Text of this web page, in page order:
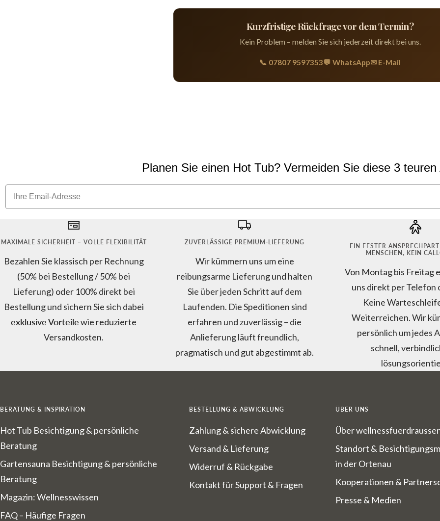
Kurzfristige Rückfrage vor dem Termin?
Kein Problem – melden Sie sich jederzeit direkt bei uns.
📞 07807 9597353💬 WhatsApp✉ E-Mail
Planen Sie einen Hot Tub? Vermeiden Sie diese 3
Email
MAXIMALE SICHERHEIT – VOLLE FLEXIBILITÄT
Bezahlen Sie klassisch per Rechnung
(50% bei Bestellung / 50% bei
Lieferung) oder 100% direkt bei
Bestellung und sichern Sie sich dabei
exklusive Vorteilewie reduzierte
Versandkosten.
ZUVERLÄSSIGE PREMIUM-LIEFERUNG
Wir kümmern uns um eine
reibungsarme Lieferung und halten
Sie über jeden Schritt auf dem
Laufenden. Die Speditionen sind
erfahren und zuverlässig – die
Anlieferung läuft freundlich,
pragmatisch und gut abgestimmt ab.
EIN FESTER
MENSCHEN, KEIN
Von Montag bis Freitag
uns direkt per Telefon
Keine
Weiterreichen. Wir
persönlich um jedes
schnell,
BERATUNG & INSPIRATION
Hot Tub Besichtigung & persönliche
Beratung
Gartensauna Besichtigung & persönliche
Beratung
Magazin: Wellnesswissen
FAQ – Häufige Fragen
BESTELLUNG & ABWICKLUNG
Zahlung & sichere Abwicklung
Versand & Lieferung
Widerruf & Rückgabe
Kontakt für Support & Fragen
ÜBER UNS
Über
Standort &
in der Ortenau
Kooperationen &
Presse & Medien